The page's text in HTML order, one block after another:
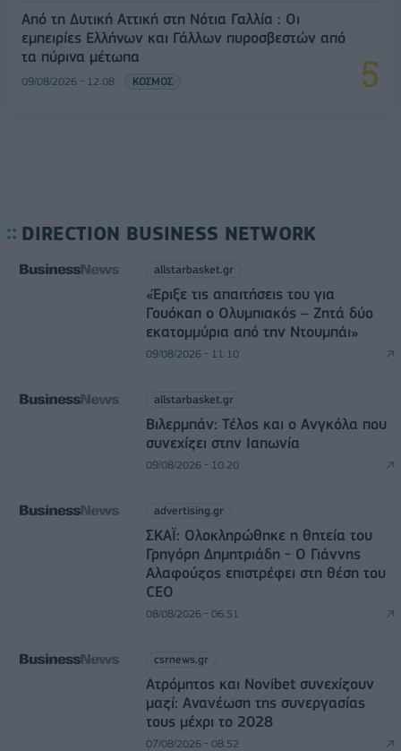
Από τη Δυτική Αττική στη Νότια Γαλλία : Οι
εμπειρίες Ελλήνων και Γάλλων πυροσβεστών από
τα πύρινα μέτωπα
09/08/2026 - 12:08 ΚΟΣΜΟΣ
DIRECTION BUSINESS NETWORK
allstarbasket.gr
«Έριξε τις απαιτήσεις του για
Γουόκαπ ο Ολυμπιακός – Ζητά δύο
εκατομμύρια από την Ντουμπάι»
09/08/2026 - 11:10
allstarbasket.gr
Βιλερμπάν: Τέλος και ο Ανγκόλα που
συνεχίζει στην Ιαπωνία
09/08/2026 - 10:20
advertising.gr
ΣΚΑΪ: Ολοκληρώθηκε η θητεία του
Γρηγόρη Δημητριάδη - Ο Γιάννης
Αλαφούζος επιστρέφει στη θέση του
CEO
08/08/2026 - 06:51
csrnews.gr
Ατρόμητος και Novibet συνεχίζουν
μαζί: Ανανέωση της συνεργασίας
τους μέχρι το 2028
07/08/2026 - 08:52